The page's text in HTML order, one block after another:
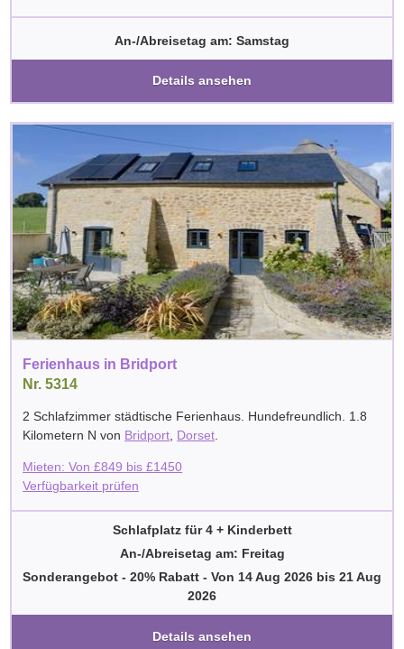
An-/Abreisetag am: Samstag
Details ansehen
Ferienhaus in Bridport
Nr. 5314
2 Schlafzimmer städtische Ferienhaus. Hundefreundlich. 1.8
Kilometern N von Bridport, Dorset.
Mieten: Von£849 bis£1450
Verfügbarkeit prüfen
Schlafplatz für 4 + Kinderbett
An-/Abreisetag am: Freitag
Sonderangebot - 20% Rabatt - Von 14 Aug 2026 bis 21 Aug
2026
Details ansehen